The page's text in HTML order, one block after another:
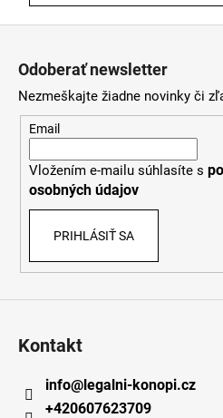
Odoberať newsletter
Nezmeškajte žiadne novinky či
Email
Vložením e-mailu súhlasíte s
osobných údajov
PRIHLÁSIŤ SA
Kontakt
info@legalni-konopi.cz
+420607623709